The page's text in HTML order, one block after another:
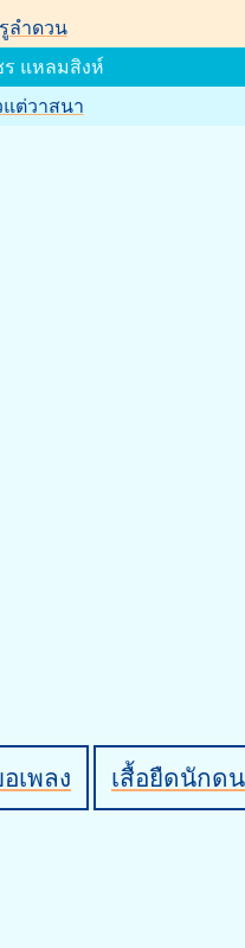
ลำดวน
ร แหลมสิงห์
แต่วาสนา
เพลง เสื้อยืดนักด